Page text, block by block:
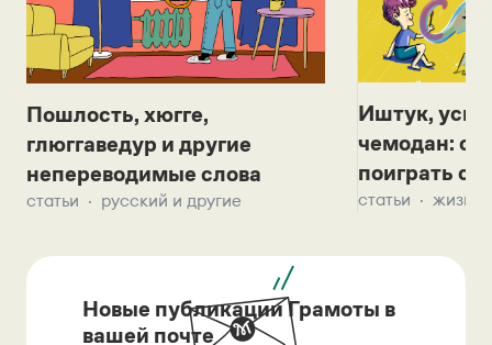
Пошлость, хюгге,
глюггаведур и другие
непереводимые слова
статьи русский и другие
Иштук,
чемодан:
поиграть с
статьи жизнь
Новые публикации Грамоты в
вашей почте